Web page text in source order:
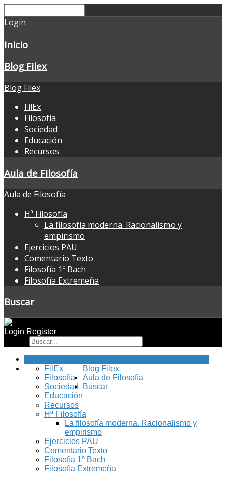
Login
Inicio
Blog Filex
Blog Filex
FilEx
Filosofía
Sociedad
Educación
Recursos
Aula de Filosofía
Aula de Filosofía
Hª Filosofía
La filosofía moderna. Racionalismo y
empirismo
Ejercicios PAU
Comentario Texto
Filosofía 1º Bach
Filosofía Extremeña
Buscar
Login Register
Blog Filex
FilEx
Filosofía
Sociedad
Educación
Recursos
Aula de Filosofía
Hª Filosofía
La filosofía moderna. Racionalismo y
empirismo
Ejercicios PAU
Comentario Texto
Filosofía 1º Bach
Filosofía Extremeña
Buscar